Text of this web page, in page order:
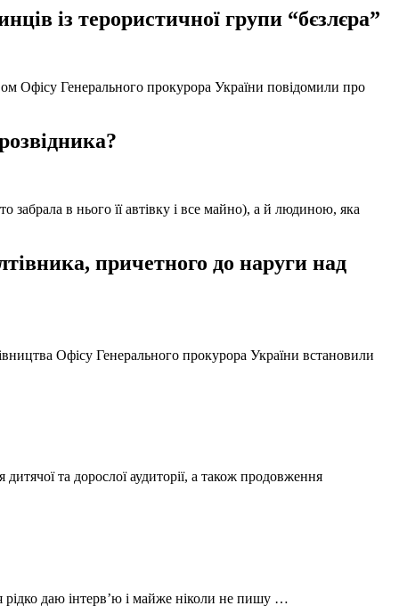
із терористичної групи “бєзлєра”
Офісу Генерального прокурора України повідомили про
в нього її автівку і все майно), а й людиною, яка
причетного до наруги над
Офісу Генерального прокурора України встановили
та дорослої аудиторії, а також продовження
рідко даю інтерв’ю і майже ніколи не пишу …